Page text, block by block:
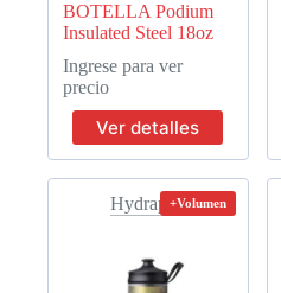
BOTELLA Podium
Insulated Steel 18oz
Ingrese para ver
precio
Ver detalles
Hydrapak+Volumen